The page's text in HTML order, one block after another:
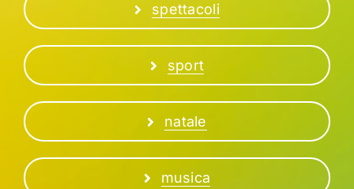
spettacoli
sport
natale
musica